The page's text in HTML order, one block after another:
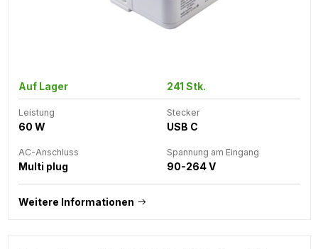
Auf Lager 241 Stk.
Leistung
60 W
Stecker
USB C
AC-Anschluss
Multi plug
Spannung am Eingang
90-264 V
Weitere Informationen